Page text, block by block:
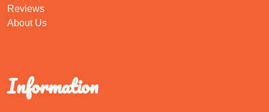
Reviews
About Us
Information